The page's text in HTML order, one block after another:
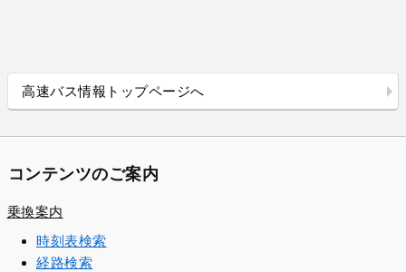
高速バス情報トップページへ
コンテンツのご案内
乗換案内
時刻表検索
経路検索